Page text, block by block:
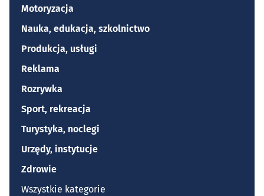
Motoryzacja
Nauka, edukacja, szkolnictwo
Produkcja, usługi
Reklama
Rozrywka
Sport, rekreacja
Turystyka, noclegi
Urzędy, instytucje
Zdrowie
Wszystkie kategorie